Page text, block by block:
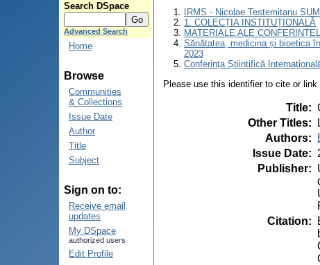
Search DSpace
Advanced Search
Home
Browse
Communities
& Collections
Issue Date
Author
Title
Subject
Sign on to:
Receive email
updates
My DSpace
authorized users
Edit Profile
IRMS - Nicolae Testemitanu
1. COLECȚIA INSTITUȚIONALĂ
MATERIALE ALE
Sănătatea, medicina și bioetica
2023
Conferința Științifică
Please use this identifier to cite or
Title:
Other Titles:
Authors:
Issue Date:
Publisher:
Citation: